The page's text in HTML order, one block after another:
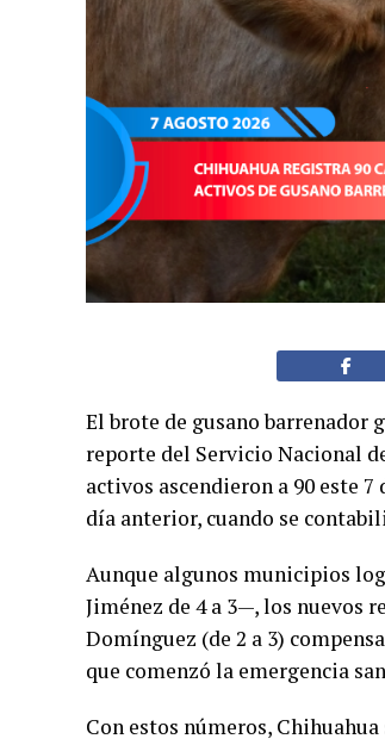
El brote de gusano barrenador
reporte del Servicio Nacional
activos ascendieron a 90 este
día anterior, cuando se
Aunque algunos municipios
Jiménez de 4 a 3—, los nuevos
Domínguez (de 2 a 3)
que comenzó la emergencia
Con estos números,